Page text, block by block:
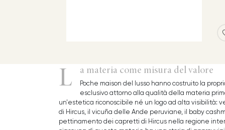
L a materia come misura del valore
Poche maison del lusso hanno costruito la
esclusivo attorno alla qualità della materia
un'estetica riconoscibile né un logo ad alta visibilità:
di Hircus, il vicuña delle Ande peruviane, il baby
pettinamento dei capretti di Hircus nella regione